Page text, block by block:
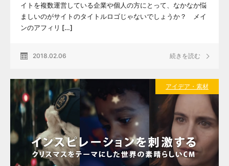
イトを複数運営している企業や個人の方にとって、なかなか悩
ましいのがサイトのタイトルロゴじゃないでしょうか？ メイ
ンのアフィリ […]
2018.02.06 続きを読む
アイデア・素材